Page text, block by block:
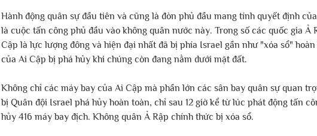
Hành động quân sự đầu tiên và cũng là đòn phủ đầu mang tính quyết định
là cuộc tấn công phủ đầu vào không quân nước này. Trong số các quốc gia Ả
Cập là lực lượng đông và hiện đại nhất đã bị phía Israel gần như "xóa sổ"
của Ai Cập bị phá hủy khi chúng còn đang nằm dưới mặt đất.
Không chỉ các máy bay của Ai Cập mà phần lớn các sân bay quân sự quan
bị Quân đội Israel phá hủy hoàn toàn, chỉ sau 12 giờ kể từ lúc phát động tấn
hủy 416 máy bay địch. Không quân Ả Rập chính thức bị xóa sổ.